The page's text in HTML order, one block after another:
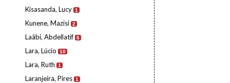
Kisasanda, Lucy 1
Kunene, Mazisi 2
Laâbi, Abdellatif 6
Lara, Lúcio 10
Lara, Ruth 1
Laranjeira, Pires 1